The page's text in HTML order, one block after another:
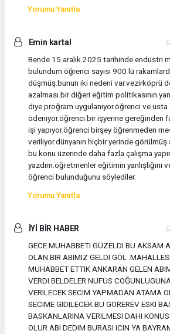
Yorumu Yanıtla
Emin kartal
Bende 15 aralık 2025 tarihinde endüstri
bulundum.öğrenci sayısı 900 lü
düşmüş.bunun iki nedeni var.vezirköprü
azalması.bir diğeri eğitim politikasının
diye proğram uygulanıyor.öğrenci ve
ödeniyor.öğrenci bir işyerine gereğinden
işi yapıyor.öğrenci birşey öğrenmeden
veriliyor.dünyanın hiçbir yerinde
bu konu üzerinde daha fazla çalışma
yazdım.öğretmenler eğitimin yanlışlığını
öğrenci bulunduğunu söylediler.
Yorumu Yanıtla
İYİ BİR HABER
GECE MUHABBETI GÜZELDI BU AKSAM
OLAN BIR ABIMIZ GELDI GÖL
MUHABBET ETTIK ANKARAN GELEN
VERDI BELDELER NUFUS
VERILECEK SECIM YAPMADAN ATAMA
SECIME GIDILECEK BU GOREREV ESKI
BASKANLARINA VERILMESI DAHI
OLUR ABI DEDIM BURASI ICIN YA